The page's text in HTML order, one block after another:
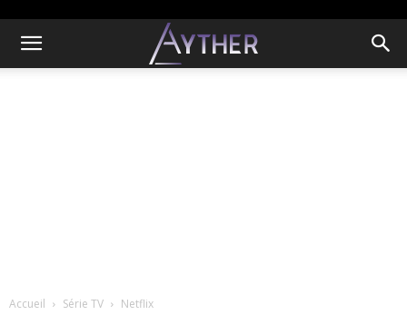
Accueil Série TV Netflix